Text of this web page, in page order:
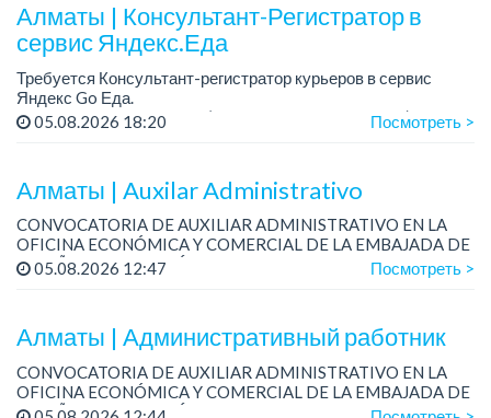
Алматы | Консультант-Регистратор в
сервис Яндекс.Еда
Требуется Консультант-регистратор курьеров в сервис
Яндекс Go Еда.
Условия: работа в офисе (Абылай хана - Макатаева).
05.08.2026 18:20 Посмотреть >
Алматы | Auxilar Administrativo
CONVOCATORIA DE AUXILIAR ADMINISTRATIVO EN LA
OFICINA ECONÓMICA Y COMERCIAL DE LA EMBAJADA DE
ESPAÑA EN KAZAJSTÁN CON SEDE EN ALMATY
05.08.2026 12:47 Посмотреть >
Алматы | Административный работник
CONVOCATORIA DE AUXILIAR ADMINISTRATIVO EN LA
OFICINA ECONÓMICA Y COMERCIAL DE LA EMBAJADA DE
ESPAÑA EN KAZAJSTÁN CON SEDE EN ALMATY